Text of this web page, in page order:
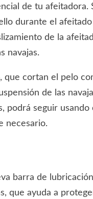
de tu
durante el
de la
navajas.
, que cortan el pelo
de las
seguir
necesario.
barra de
que ayuda a